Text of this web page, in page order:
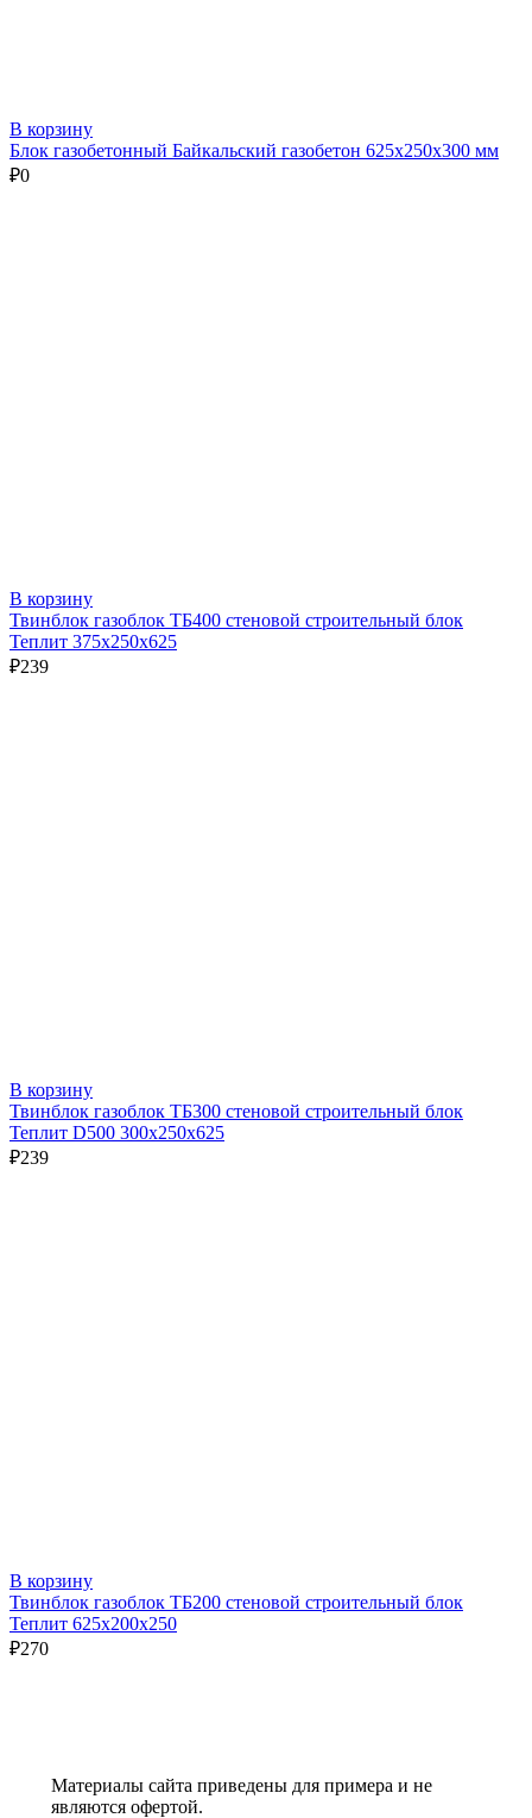
В корзину
Блок газобетонный Байкальский газобетон 625х250х300 мм
₽0
В корзину
Твинблок газоблок ТБ400 стеновой строительный блок
Теплит 375х250х625
₽239
В корзину
Твинблок газоблок ТБ300 стеновой строительный блок
Теплит D500 300х250х625
₽239
В корзину
Твинблок газоблок ТБ200 стеновой строительный блок
Теплит 625х200х250
₽270
Материалы сайта приведены для примера и не
являются офертой.